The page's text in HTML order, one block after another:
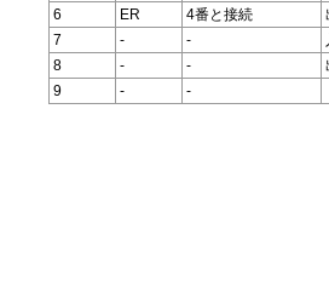
6
ER 4番と接続
7
- -
8
- -
9
- -